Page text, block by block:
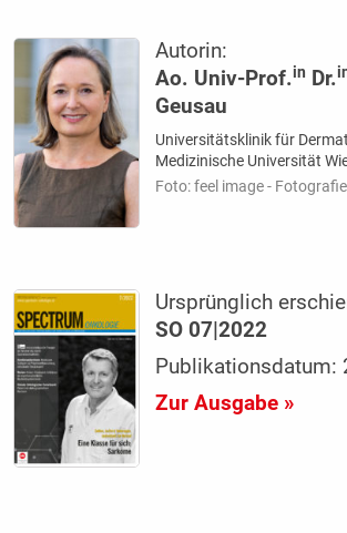
Autorin:
Ao. Univ-Prof.in Dr.
Geusau
Universitätsklinik für
Medizinische Universität
Foto: feel image - Fotografie
Ursprünglich
SO 07|2022
Publikationsdatum:
Zur Ausgabe »